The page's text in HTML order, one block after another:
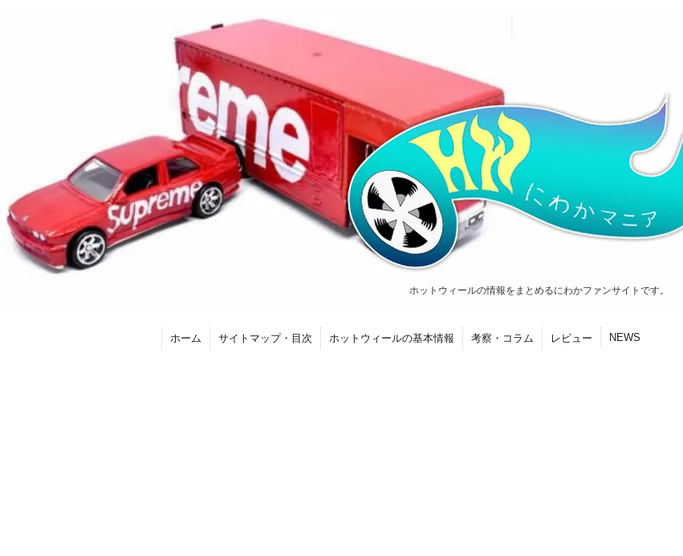
ホットウィールの情報をまとめるにわかファンサイトです。
ホーム サイトマップ・目次 ホットウィールの基本情報 考察・コラム レビュー NEWS